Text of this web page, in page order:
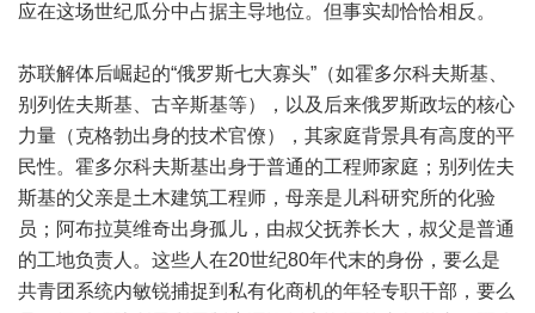
应在这场世纪瓜分中占据主导地位。但事实却恰恰相反。
苏联解体后崛起的“俄罗斯七大寡头”（如霍多尔科夫斯基、
别列佐夫斯基、古辛斯基等），以及后来俄罗斯政坛的核心
力量（克格勃出身的技术官僚），其家庭背景具有高度的平
民性。霍多尔科夫斯基出身于普通的工程师家庭；别列佐夫
斯基的父亲是土木建筑工程师，母亲是儿科研究所的化验
员；阿布拉莫维奇出身孤儿，由叔父抚养长大，叔父是普通
的工地负责人。这些人在20世纪80年代末的身份，要么是
共青团系统内敏锐捕捉到私有化商机的年轻专职干部，要么